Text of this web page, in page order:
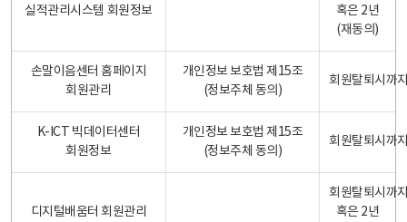
실적관리시스템 회원정보
혹은 2년
(재동의)
손말이음센터 홈페이지
회원관리
개인정보 보호법 제15조
(정보주체 동의)
회원탈퇴시까
K-ICT 빅데이터센터
회원정보
개인정보 보호법 제15조
(정보주체 동의)
회원탈퇴시까
디지털배움터 회원관리
회원탈퇴시까
혹은 2년